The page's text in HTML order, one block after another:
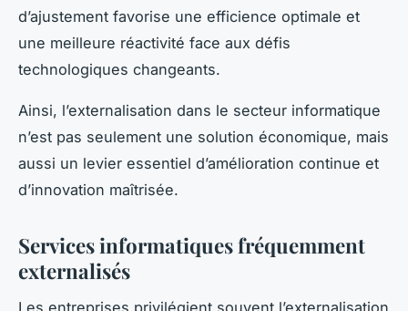
d’ajustement favorise une efficience optimale et
une meilleure réactivité face aux défis
technologiques changeants.
Ainsi, l’externalisation dans le secteur informatique
n’est pas seulement une solution économique, mais
aussi un levier essentiel d’amélioration continue et
d’innovation maîtrisée.
Services informatiques fréquemment
externalisés